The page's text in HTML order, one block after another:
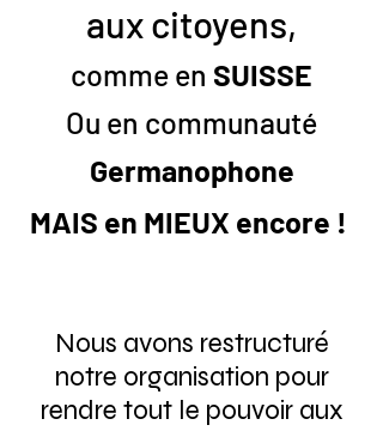
aux citoyens,
comme en SUISSE
Ou en communauté
Germanophone
MAIS en MIEUX encore !
Nous avons restructuré
notre organisation pour
rendre tout le pouvoir aux